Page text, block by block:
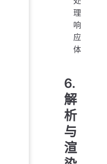
理
响
应
体
6.
解
析
与
渲